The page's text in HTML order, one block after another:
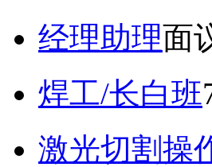
经理助理面
焊工/长白班
激光切割操